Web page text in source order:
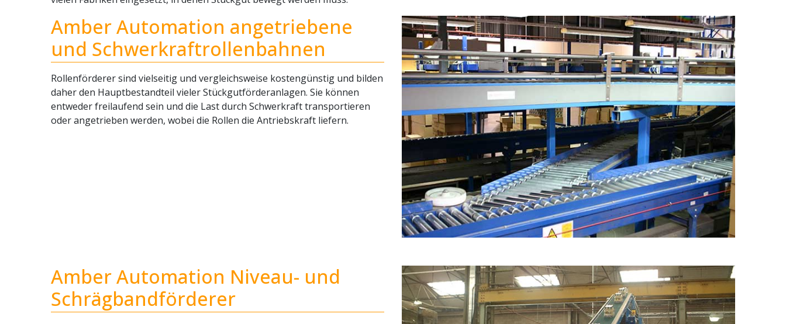
Amber Automation angetriebene
und Schwerkraftrollenbahnen
Rollenförderer sind vielseitig und vergleichsweise kostengünstig und bilden
daher den Hauptbestandteil vieler Stückgutförderanlagen. Sie können
entweder freilaufend sein und die Last durch Schwerkraft transportieren
oder angetrieben werden, wobei die Rollen die Antriebskraft liefern.
Amber Automation Niveau- und
Schrägbandförderer